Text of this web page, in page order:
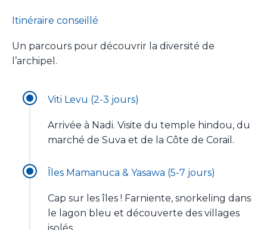
Itinéraire conseillé
Un parcours pour découvrir la diversité de
l’archipel.
Viti Levu (2-3 jours)
Arrivée à Nadi. Visite du temple hindou, du
marché de Suva et de la Côte de Corail.
Îles Mamanuca & Yasawa (5-7 jours)
Cap sur les îles ! Farniente, snorkeling dans
le lagon bleu et découverte des villages